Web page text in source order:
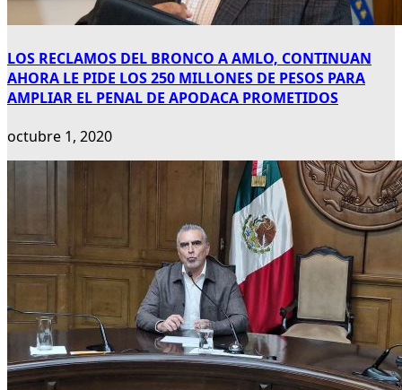
LOS RECLAMOS DEL BRONCO A AMLO, CONTINUAN
AHORA LE PIDE LOS 250 MILLONES DE PESOS PARA
AMPLIAR EL PENAL DE APODACA PROMETIDOS
octubre 1, 2020